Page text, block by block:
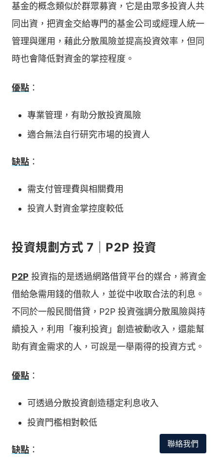
基金的概念類似於群眾募資，它是由眾多投資人共
同出資，把資金交給專門的基金公司或經理人統一
管理與運用，藉此分散風險並提高投資效率，但同
時也會降低對資金的掌控程度。
優點 ：
專業管理，有助分散投資風險
適合無法自行研究市場的投資人
缺點 ：
需支付管理費與相關費用
投資人對資金掌控度較低
投資規劃方式 7｜P2P 投資
P2P 投資指的是透過網路借貸平台的媒合，將資金
借給急需用錢的借款人，並從中收取合法的利息。
不同於一般民間借貸，P2P 投資強調分散風險與持
續投入，利用「複利投資」創造被動收入，還能幫
助有資金需求的人，可說是一舉兩得的投資方式。
優點 ：
可透過分散投資創造穩定利息收入
投資門檻相對較低
缺點 ：
聯絡我們